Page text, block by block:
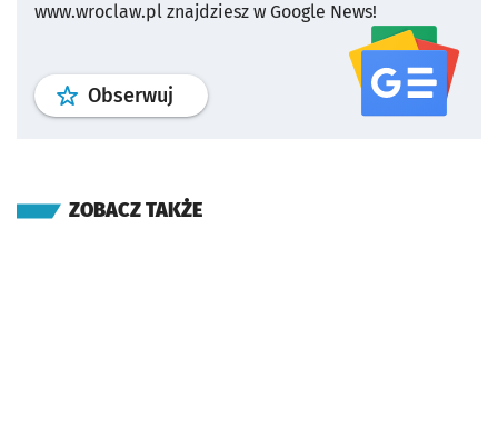
www.wroclaw.pl znajdziesz w Google News!
Obserwuj profil serwisu
ZOBACZ TAKŻE